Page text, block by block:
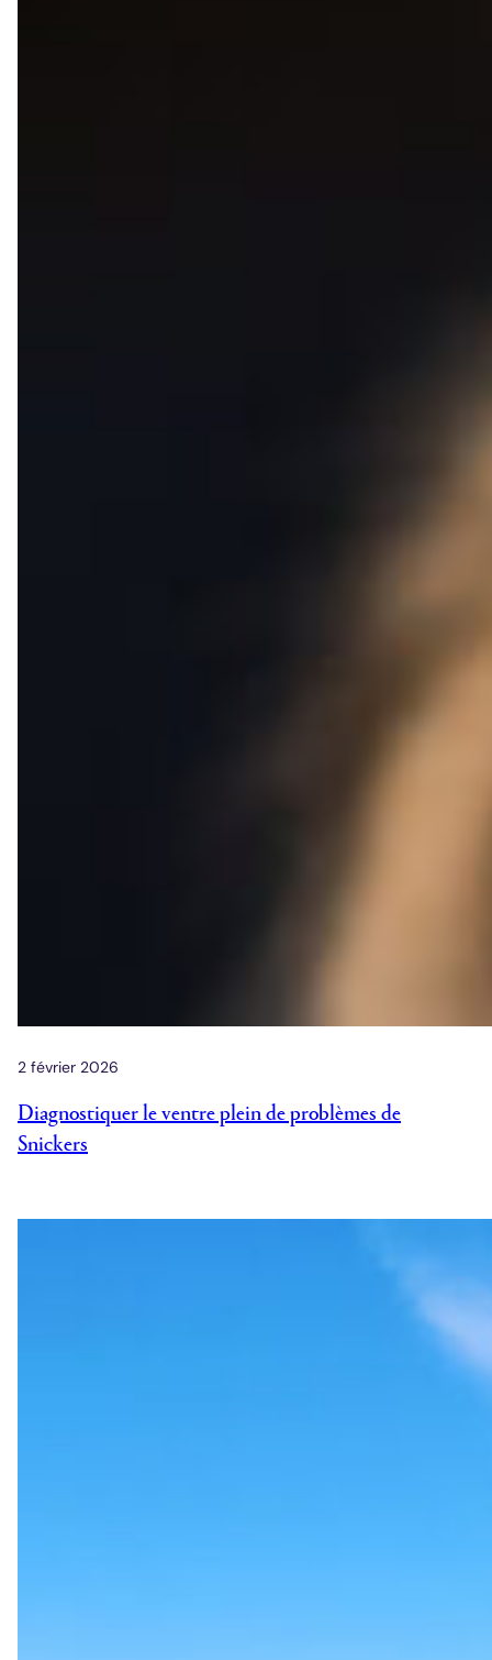
2 février 2026
Diagnostiquer le ventre plein de problèmes de
Snickers